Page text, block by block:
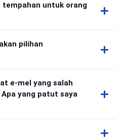
tempahan untuk orang
pilihan
e-mel yang salah
yang patut saya